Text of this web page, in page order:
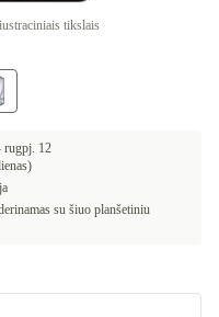
tikslais
rugpj. 12
su šiuo planšetiniu